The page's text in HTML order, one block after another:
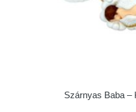
Szárnyas Baba –